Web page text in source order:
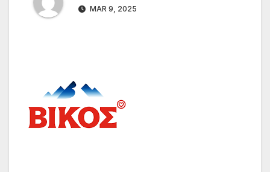
MAR 9, 2025